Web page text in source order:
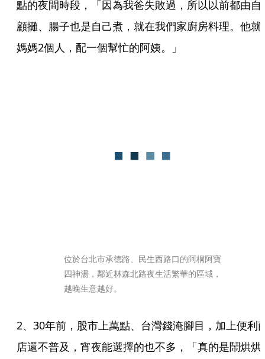
點的夜間時段，「因為我爸失敗過，所以以前都由自
顧攤、腸子也是自己煮，就在我們家廚房料理。他就
媽媽2個人，配一個幫忙的阿姨。」
位於台北市承德路、民生西路口的阿桐阿寶
四神湯，鄰近林森北路夜生活繁華的區域，
越晚生意越好。
2、30年前，股市上萬點、台灣錢淹腳目，加上便利
店還不普及，宵夜能選擇的也不多，「真的是鬧烘烘